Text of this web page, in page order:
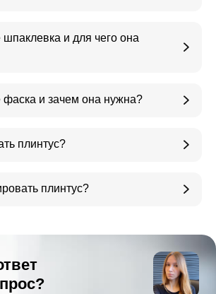
шпаклевка и для чего она
фаска и зачем она нужна?
плинтус?
плинтус?